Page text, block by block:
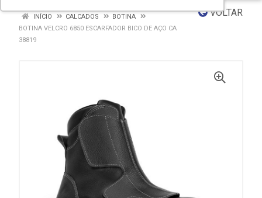
VOLTAR
INÍCIO CALCADOS
BOTINA
BOTINA VELCRO 6850 ESCARFADOR BICO DE AÇO CA
38819